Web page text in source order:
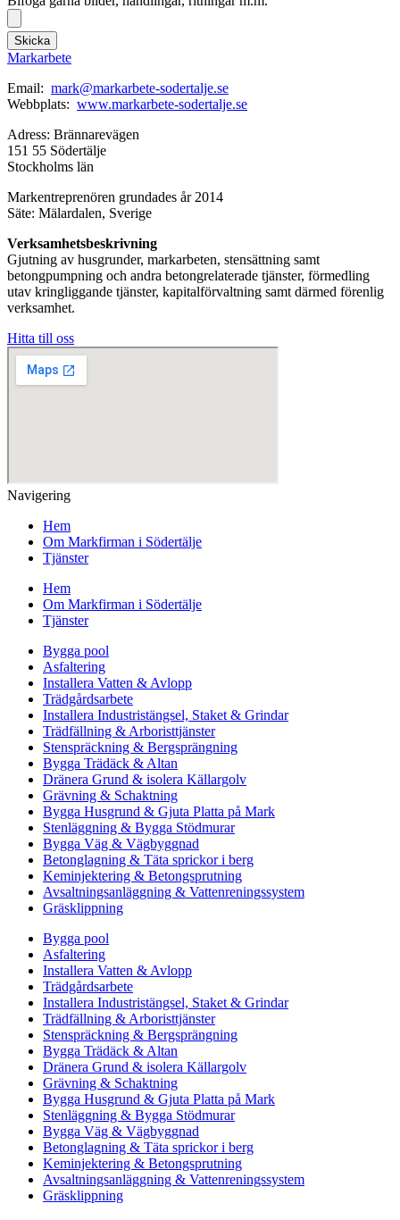
Skicka
Markarbete
Email: mark@markarbete-sodertalje.se
Webbplats: www.markarbete-sodertalje.se
Adress: Brännarevägen
151 55 Södertälje
Stockholms län
Markentreprenören grundades år 2014
Säte: Mälardalen, Sverige
Verksamhetsbeskrivning
Gjutning av husgrunder, markarbeten, stensättning samt
betongpumpning och andra betongrelaterade tjänster, förmedling
utav kringliggande tjänster, kapitalförvaltning samt därmed förenlig
verksamhet.
Hitta till oss
Navigering
Hem
Om Markfirman i Södertälje
Tjänster
Hem
Om Markfirman i Södertälje
Tjänster
Bygga pool
Asfaltering
Installera Vatten & Avlopp
Trädgårdsarbete
Installera Industristängsel, Staket & Grindar
Trädfällning & Arboristtjänster
Stenspräckning & Bergsprängning
Bygga Trädäck & Altan
Dränera Grund & isolera Källargolv
Grävning & Schaktning
Bygga Husgrund & Gjuta Platta på Mark
Stenläggning & Bygga Stödmurar
Bygga Väg & Vägbyggnad
Betonglagning & Täta sprickor i berg
Keminjektering & Betongsprutning
Avsaltningsanläggning & Vattenreningssystem
Gräsklippning
Bygga pool
Asfaltering
Installera Vatten & Avlopp
Trädgårdsarbete
Installera Industristängsel, Staket & Grindar
Trädfällning & Arboristtjänster
Stenspräckning & Bergsprängning
Bygga Trädäck & Altan
Dränera Grund & isolera Källargolv
Grävning & Schaktning
Bygga Husgrund & Gjuta Platta på Mark
Stenläggning & Bygga Stödmurar
Bygga Väg & Vägbyggnad
Betonglagning & Täta sprickor i berg
Keminjektering & Betongsprutning
Avsaltningsanläggning & Vattenreningssystem
Gräsklippning